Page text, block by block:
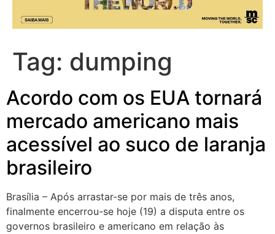
Tag: dumping
Acordo com os EUA tornará
mercado americano mais
acessível ao suco de laranja
brasileiro
Brasília – Após arrastar-se por mais de três anos,
finalmente encerrou-se hoje (19) a disputa entre os
governos brasileiro e americano em relação às